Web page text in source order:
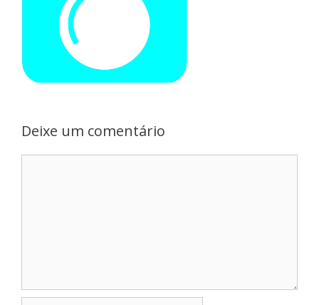
Deixe um comentário